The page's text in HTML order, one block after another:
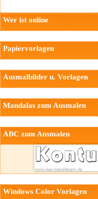
Wer ist online
Papiervorlagen
Ausmalbilder u. Vorlagen
Mandalas zum Ausmalen
ABC zum Ausmalen
Windows Color Vorlagen